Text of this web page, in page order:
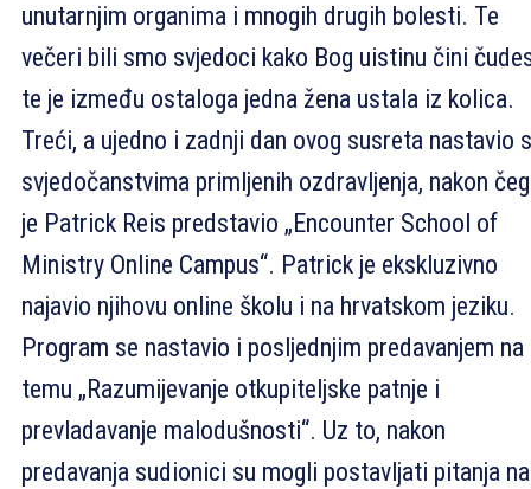
unutarnjim organima i mnogih drugih bolesti. Te
večeri bili smo svjedoci kako Bog uistinu čini
te je između ostaloga jedna žena ustala iz kolica.
Treći, a ujedno i zadnji dan ovog susreta nastavio
svjedočanstvima primljenih ozdravljenja, nakon
je Patrick Reis predstavio „Encounter School of
Ministry Online Campus“. Patrick je ekskluzivno
najavio njihovu online školu i na hrvatskom jeziku.
Program se nastavio i posljednjim predavanjem na
temu „Razumijevanje otkupiteljske patnje i
prevladavanje malodušnosti“. Uz to, nakon
predavanja sudionici su mogli postavljati pitanja na